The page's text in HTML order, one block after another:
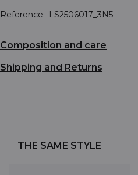
Reference
LS2506017_3N5
Composition and care
Shipping and Returns
THE SAME STYLE